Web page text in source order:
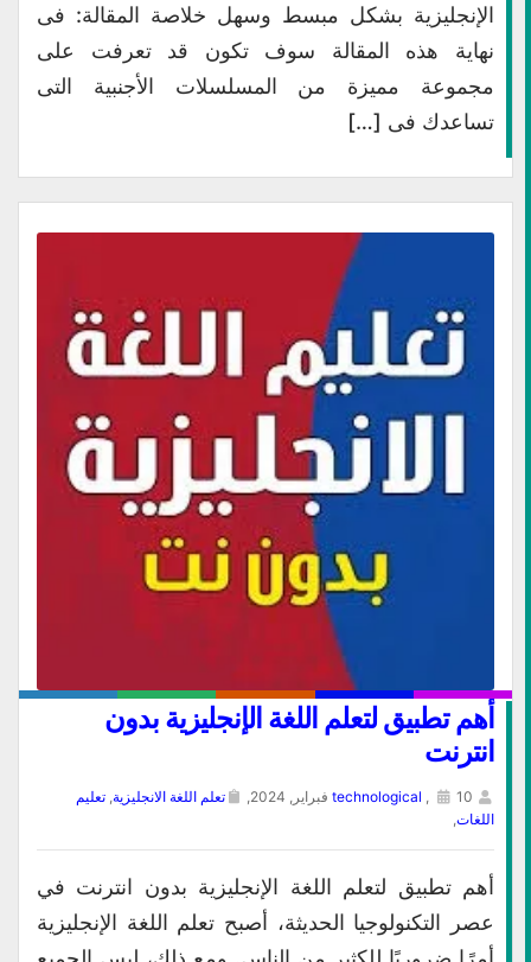
الإنجليزية بشكل مبسط وسهل خلاصة المقالة: فى
نهاية هذه المقالة سوف تكون قد تعرفت على
مجموعة مميزة من المسلسلات الأجنبية التى
تساعدك فى […]
أهم تطبيق لتعلم اللغة الإنجليزية بدون
انترنت
technological 10 فبراير, 2024, تعلم اللغة الانجليزية تعليم
اللغات
أهم تطبيق لتعلم اللغة الإنجليزية بدون انترنت في
عصر التكنولوجيا الحديثة، أصبح تعلم اللغة الإنجليزية